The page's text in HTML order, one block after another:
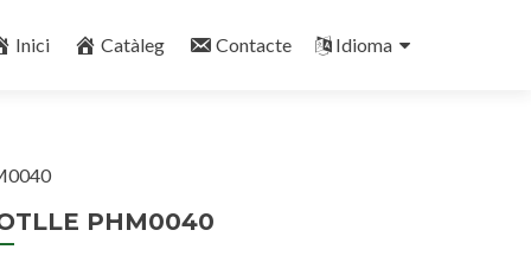
Inici Catàleg Contacte Idioma
PHM0040